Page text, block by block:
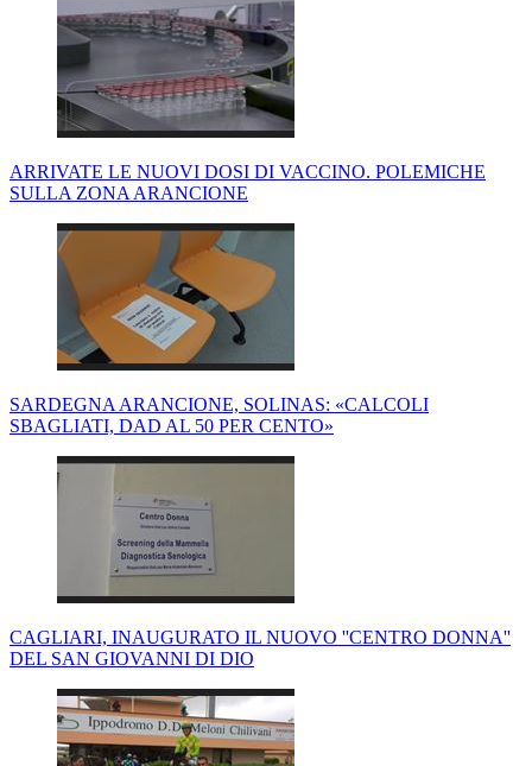
ARRIVATE LE NUOVI DOSI DI VACCINO. POLEMICHE
SULLA ZONA ARANCIONE
SARDEGNA ARANCIONE, SOLINAS: «CALCOLI
SBAGLIATI, DAD AL 50 PER CENTO»
CAGLIARI, INAUGURATO IL NUOVO ''CENTRO DONNA''
DEL SAN GIOVANNI DI DIO